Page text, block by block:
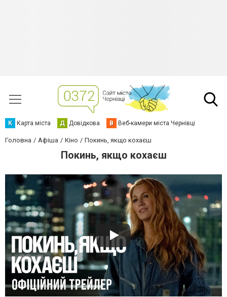
К Карта міста Д Довідкова В Веб-камери міста Чернівці
Головна Афіша Кіно Покинь, якщо кохаєш
Покинь, якщо кохаєш